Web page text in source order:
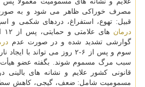
مصرف خوراكی ظاهر می شود و به صورت
قبیل: تهوع، استفراغ، دردهای شكمی و
درمان
گوارشی تشدید شده و در صورت عدم
سوم و پس از ۶-۲ روز می تواند با
سبب مرگ مسموم شوند. بگفته عضو
قانونی كشور علایم و نشانه های
مسمومیت شامل: ضعف، گیجی، كاهش